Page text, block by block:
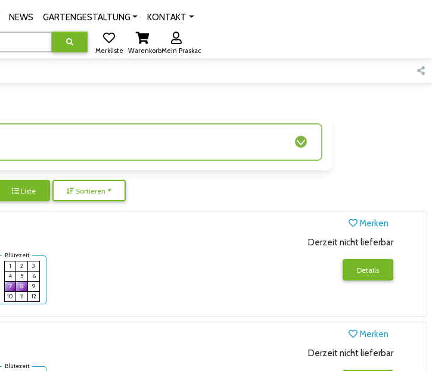
NEWS GARTENGESTALTUNG KONTAKT
Merkliste WarenkorbMein Praskac
Liste Sortieren
Blütezeit
1
2
3
4
5
6
7
8
9
10
11 12
Merken
Derzeit nicht lieferbar
Details
Blütezeit
Merken
Derzeit nicht lieferbar